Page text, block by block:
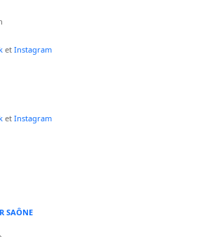
et Instagram
et Instagram
SAÔNE